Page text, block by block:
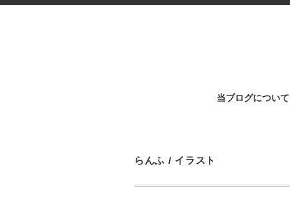
当ブログについて
らんふ / イラスト